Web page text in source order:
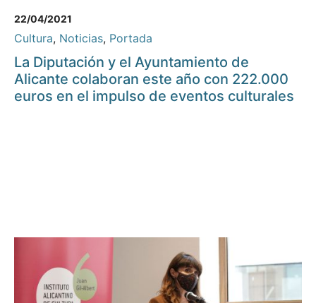
22/04/2021
Cultura, Noticias, Portada
La Diputación y el Ayuntamiento de
Alicante colaboran este año con 222.000
euros en el impulso de eventos culturales